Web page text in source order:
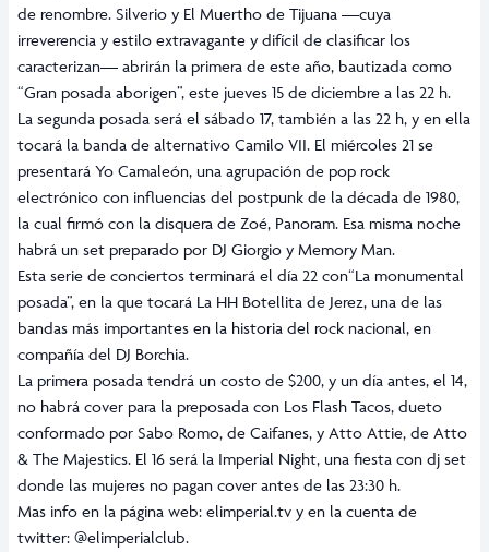
de renombre. Silverio y El Muertho de Tijuana —cuya
irreverencia y estilo extravagante y difícil de clasificar los
caracterizan— abrirán la primera de este año, bautizada como
“Gran posada aborigen”, este jueves 15 de diciembre a las 22 h.
La segunda posada será el sábado 17, también a las 22 h, y en ella
tocará la banda de alternativo Camilo VII. El miércoles 21 se
presentará Yo Camaleón, una agrupación de pop rock
electrónico con influencias del postpunk de la década de 1980,
la cual firmó con la disquera de Zoé, Panoram. Esa misma noche
habrá un set preparado por DJ Giorgio y Memory Man.
Esta serie de conciertos terminará el día 22 con“La monumental
posada”, en la que tocará La HH Botellita de Jerez, una de las
bandas más importantes en la historia del rock nacional, en
compañía del DJ Borchia.
La primera posada tendrá un costo de $200, y un día antes, el 14,
no habrá cover para la preposada con Los Flash Tacos, dueto
conformado por Sabo Romo, de Caifanes, y Atto Attie, de Atto
& The Majestics. El 16 será la Imperial Night, una fiesta con dj set
donde las mujeres no pagan cover antes de las 23:30 h.
Mas info en la página web: elimperial.tv y en la cuenta de
twitter: @elimperialclub.